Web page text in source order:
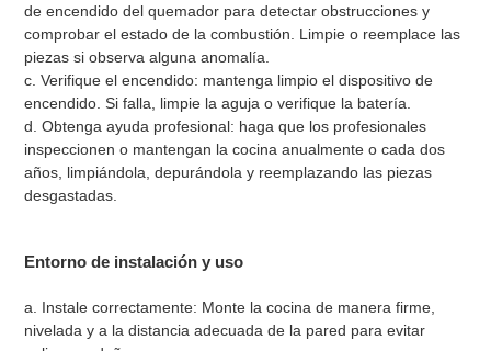
de encendido del quemador para detectar obstrucciones y
comprobar el estado de la combustión. Limpie o reemplace las
piezas si observa alguna anomalía.
c. Verifique el encendido: mantenga limpio el dispositivo de
encendido. Si falla, limpie la aguja o verifique la batería.
d. Obtenga ayuda profesional: haga que los profesionales
inspeccionen o mantengan la cocina anualmente o cada dos
años, limpiándola, depurándola y reemplazando las piezas
desgastadas.
Entorno de instalación y uso
a. Instale correctamente: Monte la cocina de manera firme,
nivelada y a la distancia adecuada de la pared para evitar